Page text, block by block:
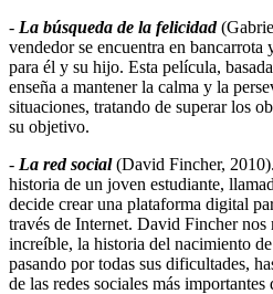
- La búsqueda de la felicidad
vendedor se encuentra en
para él y su hijo. Esta película,
enseña a mantener la calma y la
situaciones, tratando de superar los
su objetivo.
- La red social(David Fincher,
historia de un joven estudiante,
decide crear una plataforma digital
través de Internet. David Fincher nos
increíble, la historia del nacimiento
pasando por todas sus dificultades,
de las redes sociales más importantes